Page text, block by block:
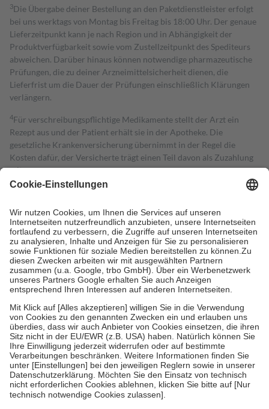
3Die Übergabe deiner Bestellung an den Paketdienstleister erfolgt
bei uns werktags von Montag bis Freitag bis 18:00 Uhr. Der genaue
Lieferzeitpunkt kann je nach Region und in Abhängigkeit der
Produktverfügbarkeit sowie vom Zustellzeitpunkt des Spediteurs
abweichen. Darüber hinaus können notwendige pharmazeutische
Prüfungen, die zu deiner Arzneimittelsicherheit dienen, die
Lieferfrist um die Dauer der Prüfungen einschließlich Klärungen
verlängern.
4Für verschreibungspflichtige Medikamente stellt der Arzt ein
Rezept aus und der Patient erhält sie in der Apotheke. Die
gesetzliche Krankenversicherung übernimmt in der Regel die
Kosten dafür, der Versicherte trägt einen Teil davon als Zuzahlung
mit.
Grundsätzlich leisten Mitglieder Zuzahlungen in Höhe von zehn
höchstens zehn Euro.
Es sind jedoch nie mehr als die tatsächlichen
Kosten der Leistung zu entrichten.
Diese Regeln gelten grundsätzlich auch für Online-Apotheken.
Bei Heilmitteln und häuslicher Krankenpflege beträgt die
Zuzahlung zehn Prozent der Kosten sowie zehn Euro je
Verordnung.
Um das Engagement der Versicherten für ihre eigene Gesundheit zu
stärken und die besondere Stellung der Familie zu unterstützen,
fallenkeine Zuzahlungenan bei:
• Kindern und Jugendlichen bis zum vollendeten 18. Lebensjahr
mit Ausnahme der Fahrkosten
• Untersuchungen zur Vorsorge und Früherkennung, die von der
GKV getragen werden
• empfohlenen Schutzimpfungen
• Harn- und Blutteststreifen